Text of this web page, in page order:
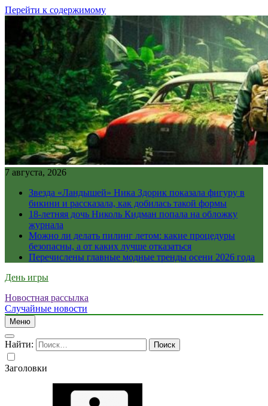
Перейти к содержимому
7 августа, 2026
Звезда «Ландышей» Ника Здорик показала фигуру в
бикини и рассказала, как добилась такой формы
18-летняя дочь Николь Кидман попала на обложку
журнала
Можно ли делать пилинг летом: какие процедуры
безопасны, а от каких лучше отказаться
Перечислены главные модные тренды осени 2026 года
День игры
Новостная рассылка
Случайные новости
Меню
Найти:
Заголовки